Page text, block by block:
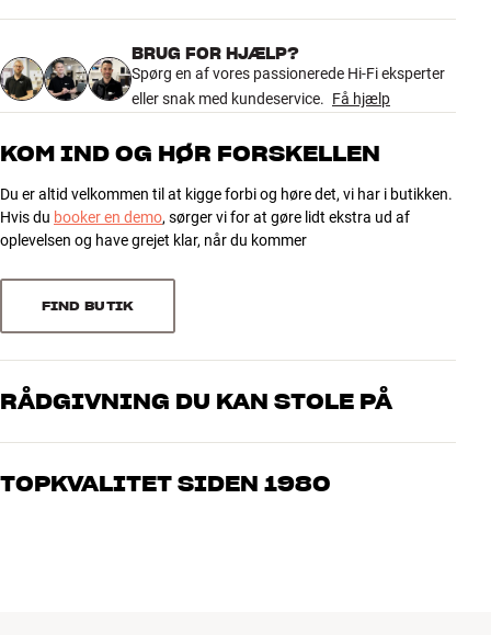
BRUG FOR HJÆLP?
Spørg en af vores passionerede Hi-Fi eksperter
eller snak med kundeservice. Få hjælp
KOM IND OG HØR FORSKELLEN
Du er altid velkommen til at kigge forbi og høre det, vi har i butikken.
Hvis du booker en demo, sørger vi for at gøre lidt ekstra ud af
oplevelsen og have grejet klar, når du kommer
FIND BUTIK
RÅDGIVNING DU KAN STOLE PÅ
Vores medarbejdere er ægte entusiaster, som kender produkterne
os, hvad du drømmer om – så finder vi den løsning, der passer
TOPKVALITET SIDEN 1980